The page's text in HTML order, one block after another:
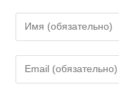
Введите
свое
имя
или
Введите
свой